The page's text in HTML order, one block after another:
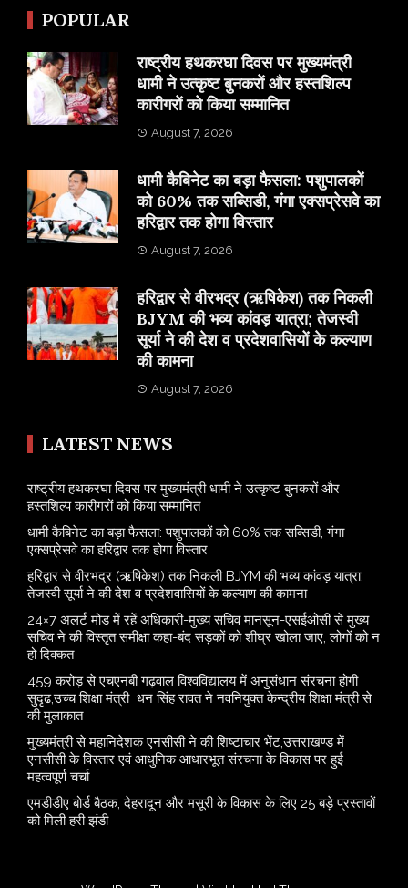
POPULAR
राष्ट्रीय हथकरघा दिवस पर मुख्यमंत्री
धामी ने उत्कृष्ट बुनकरों और हस्तशिल्प
कारीगरों को किया सम्मानित
August 7, 2026
​धामी कैबिनेट का बड़ा फैसला: पशुपालकों
को 60% तक सब्सिडी, गंगा एक्सप्रेसवे का
हरिद्वार तक होगा विस्तार
August 7, 2026
​हरिद्वार से वीरभद्र (ऋषिकेश) तक निकली
BJYM की भव्य कांवड़ यात्रा; तेजस्वी
सूर्या ने की देश व प्रदेशवासियों के कल्याण
की कामना
August 7, 2026
LATEST NEWS
राष्ट्रीय हथकरघा दिवस पर मुख्यमंत्री धामी ने उत्कृष्ट बुनकरों और
हस्तशिल्प कारीगरों को किया सम्मानित
​धामी कैबिनेट का बड़ा फैसला: पशुपालकों को 60% तक सब्सिडी, गंगा
एक्सप्रेसवे का हरिद्वार तक होगा विस्तार
​हरिद्वार से वीरभद्र (ऋषिकेश) तक निकली BJYM की भव्य कांवड़ यात्रा;
तेजस्वी सूर्या ने की देश व प्रदेशवासियों के कल्याण की कामना
24×7 अलर्ट मोड में रहें अधिकारी-मुख्य सचिव मानसून-एसईओसी से मुख्य
सचिव ने की विस्तृत समीक्षा कहा-बंद सड़कों को शीघ्र खोला जाए, लोगों को न
हो दिक्कत
459 करोड़ से एचएनबी गढ़वाल विश्वविद्यालय में अनुसंधान संरचना होगी
सुदृढ,उच्च शिक्षा मंत्री धन सिंह रावत ने नवनियुक्त केन्द्रीय शिक्षा मंत्री से
की मुलाकात
मुख्यमंत्री से महानिदेशक एनसीसी ने की शिष्टाचार भेंट,उत्तराखण्ड में
एनसीसी के विस्तार एवं आधुनिक आधारभूत संरचना के विकास पर हुई
महत्वपूर्ण चर्चा
एमडीडीए बोर्ड बैठक, देहरादून और मसूरी के विकास के लिए 25 बड़े प्रस्तावों
को मिली हरी झंडी